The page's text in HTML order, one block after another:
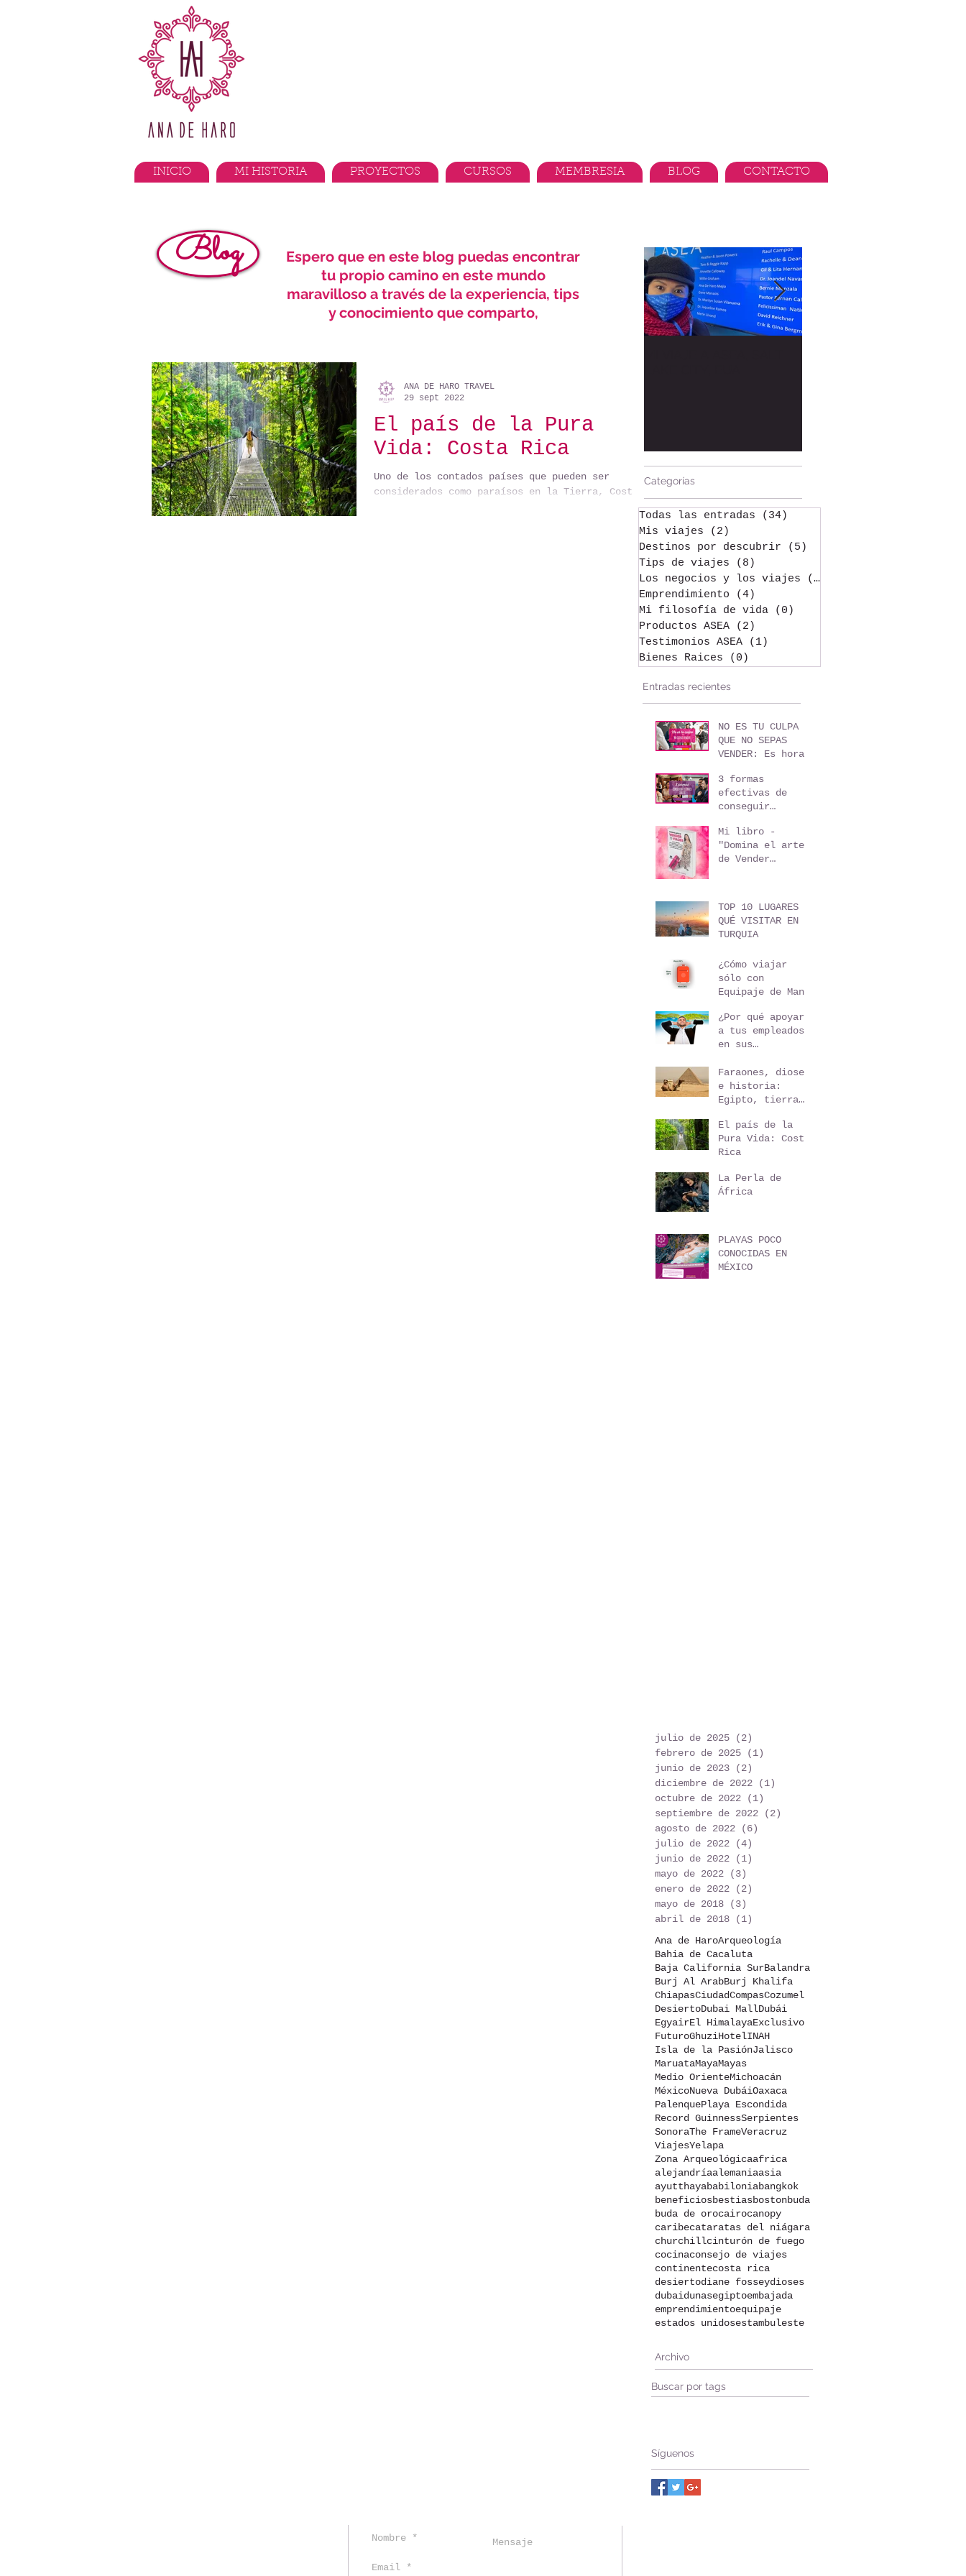
INICIO MI HISTORIA PROYECTOS CURSOS MEMBRESIA BLOG CONTACTO
Blog
Espero que en este blog puedas encontrar
tu propio camino en este mundo
maravilloso a través de la experiencia, tips
y conocimiento que comparto,
El país de la Pura
Vida: Costa Rica
Uno de los contados países que pueden ser
considerados como paraísos en la Tierra, Costa
ANA DE HARO TRAVEL
29 sept 2022
Categorías
Todas las entradas (34)
Mis viajes
(2)
Destinos por descubrir
(5)
Tips de viajes
(8)
Los negocios y los viajes
(3)
Emprendimiento
(4)
Mi filosofía de vida
(0)
Productos ASEA
(2)
Testimonios ASEA
(1)
Bienes Raices
(0)
Entradas recientes
NO ES TU CULPA
QUE NO SEPAS
VENDER: Es hora
agente de viajes
3 formas
efectivas de
conseguir
invertir un solo
peso
Mi libro -
"Domina el arte
de Vender
TOP 10 LUGARES
QUÉ VISITAR EN
TURQUIA
¿Cómo viajar
sólo con
Equipaje de Mano
5 días?
¿Por qué apoyar
a tus empleados
en sus
Faraones, dioses
e historia:
Egipto, tierra
El país de la
Pura Vida: Costa
Rica
La Perla de
África
PLAYAS POCO
CONOCIDAS EN
MÉXICO
julio de 2025 (2)
febrero de 2025
(1)
junio de 2023
(2)
diciembre de 2022
(1)
octubre de 2022
(1)
septiembre de 2022
(2)
agosto de 2022
(6)
julio de 2022
(4)
junio de 2022
(1)
mayo de 2022
(3)
enero de 2022
(2)
mayo de 2018
(3)
abril de 2018
(1)
Ana de HaroArqueología
Bahia de Cacaluta
Baja California SurBalandra
Burj Al ArabBurj Khalifa
ChiapasCiudadCompasCozumel
DesiertoDubai MallDubái
EgyairEl HimalayaExclusivo
FuturoGhuziHotelINAH
Isla de la PasiónJalisco
MaruataMayaMayas
Medio OrienteMichoacán
MéxicoNueva DubáiOaxaca
PalenquePlaya Escondida
Record GuinnessSerpientes
SonoraThe FrameVeracruz
ViajesYelapa
Zona Arqueológicaafrica
alejandríaalemaniaasia
ayutthayababiloniabangkok
beneficiosbestiasbostonbuda
buda de orocairocanopy
caribecataratas del niágara
churchillcinturón de fuego
cocinaconsejo de viajes
continentecosta rica
desiertodiane fosseydioses
dubaidunasegiptoembajada
emprendimientoequipaje
estados unidosestambuleste
Archivo
Buscar por tags
Síguenos